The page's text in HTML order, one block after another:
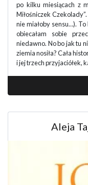
po kilku miesiącach z
Miłośniczek
nie miałoby sensu…).
obiecałam sobie
niedawno. No bo jak tu
ziemia nosiła? Cała
i jej trzech przyjaciółek,
Aleja